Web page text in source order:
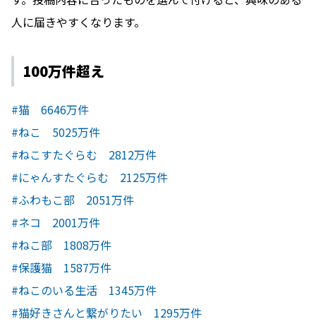
人に届きやすくなります。
100万件超え
#猫 6646万件
#ねこ 5025万件
#ねこすたぐらむ 2812万件
#にゃんすたぐらむ 2125万件
#ふわもこ部 2051万件
#ネコ 2001万件
#ねこ部 1808万件
#保護猫 1587万件
#ねこのいる生活 1345万件
#猫好きさんと繋がりたい 1295万件